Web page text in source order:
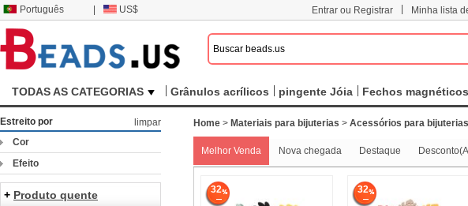
Português US$ Entrar ou Registrar Minha lista
TODAS AS CATEGORIAS Grânulos acrílicos pingente Jóia Fechos magnéticos
Home> Materiais para bijuterias > Acessórios para bijuterias
Melhor Venda Nova chegada Destaque
32 32
Estreito por
limpar
Cor
Efeito
+ Produto quente